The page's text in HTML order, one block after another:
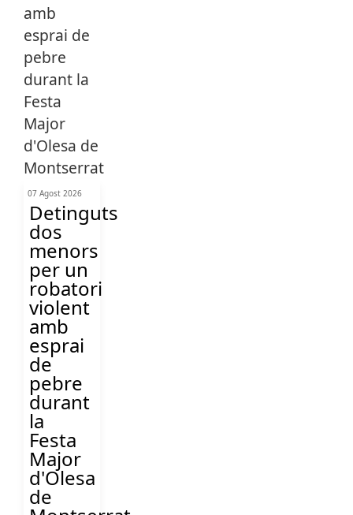
07 Agost 2026
Detinguts
dos
menors
per un
robatori
violent
amb
esprai
de
pebre
durant
la
Festa
Major
d'Olesa
de